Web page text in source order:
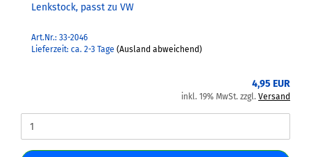
Lenkstock, passt zu VW
Art.Nr.: 33-2046
Lieferzeit: ca. 2-3 Tage (Ausland abweichend)
4,95 EUR
inkl. 19% MwSt. zzgl. Versand